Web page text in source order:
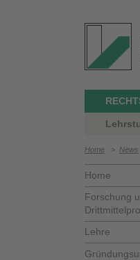
Home > News
Home
Forschung
Lehre